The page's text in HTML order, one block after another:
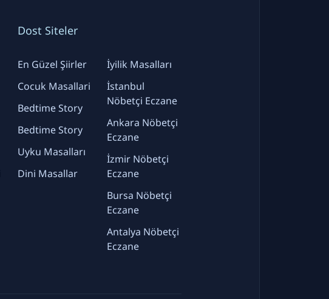
Dost Siteler
En Güzel Şiirler
Cocuk Masallari
Bedtime Story
Bedtime Story
Uyku Masalları
Dini Masallar
İyilik Masalları
İstanbul
Nöbetçi Eczane
Ankara Nöbetçi
Eczane
İzmir Nöbetçi
Eczane
Bursa Nöbetçi
Eczane
Antalya Nöbetçi
Eczane